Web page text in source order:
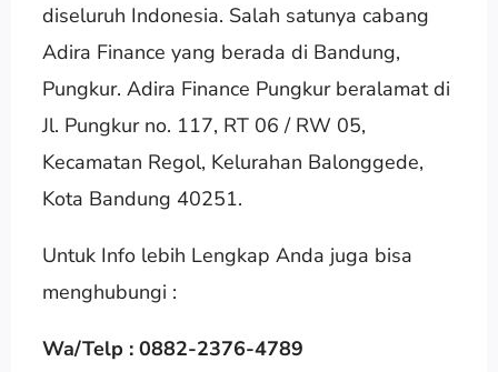
diseluruh Indonesia. Salah satunya cabang
Adira Finance yang berada di Bandung,
Pungkur. Adira Finance Pungkur beralamat di
Jl. Pungkur no. 117, RT 06 / RW 05,
Kecamatan Regol, Kelurahan Balonggede,
Kota Bandung 40251.
Untuk Info lebih Lengkap Anda juga bisa
menghubungi :
Wa/Telp : 0882-2376-4789